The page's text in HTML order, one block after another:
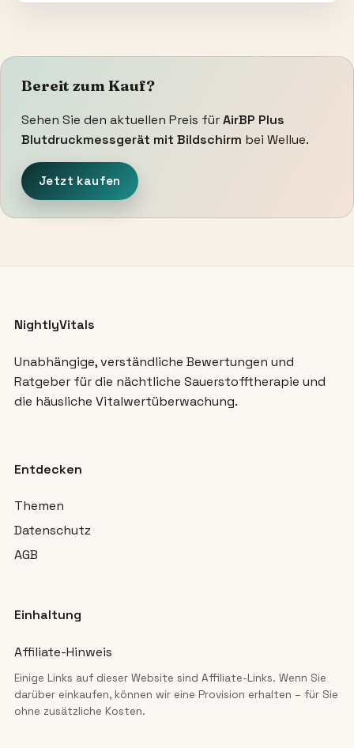
Bereit zum Kauf?
Sehen Sie den aktuellen Preis fürAirBP Plus
Blutdruckmessgerät mit Bildschirm bei Wellue.
Jetzt kaufen
NightlyVitals
Unabhängige, verständliche Bewertungen und
Ratgeber für die nächtliche Sauerstofftherapie und
die häusliche Vitalwertüberwachung.
Entdecken
Themen
Datenschutz
AGB
Einhaltung
Affiliate-Hinweis
Einige Links auf dieser Website sind Affiliate-Links. Wenn Sie
darüber einkaufen, können wir eine Provision erhalten – für Sie
ohne zusätzliche Kosten.